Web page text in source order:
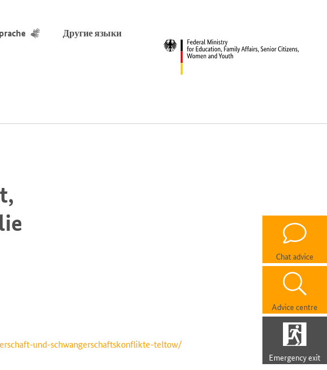
Другие языки
Chat advice
Advice centre
Emergency exit
und-schwangerschaftskonflikte-teltow/